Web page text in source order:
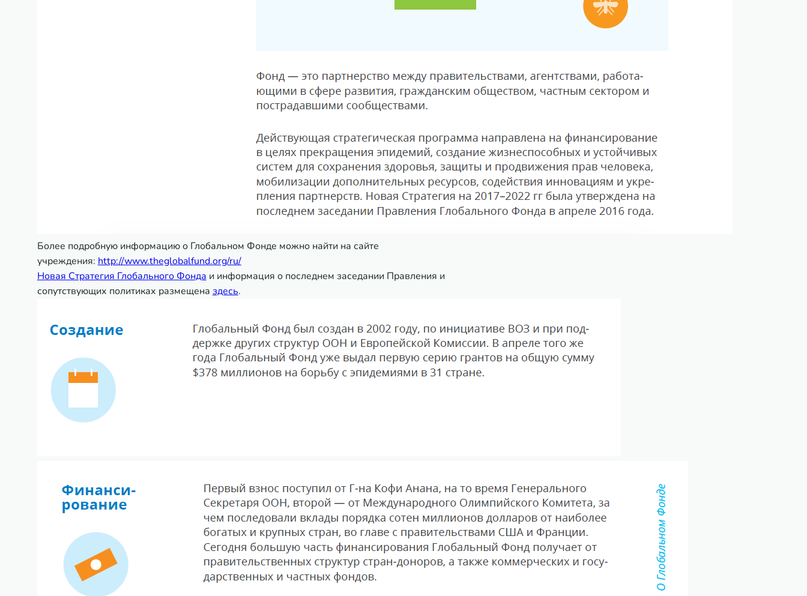
Более подробную информацию о Глобальном Фонде можно найти на сайте
учреждения: http://www.theglobalfund.org/ru/
Новая Стратегия Глобального Фонда и информация о последнем заседании Правления и
сопутствующих политиках размещена здесь.